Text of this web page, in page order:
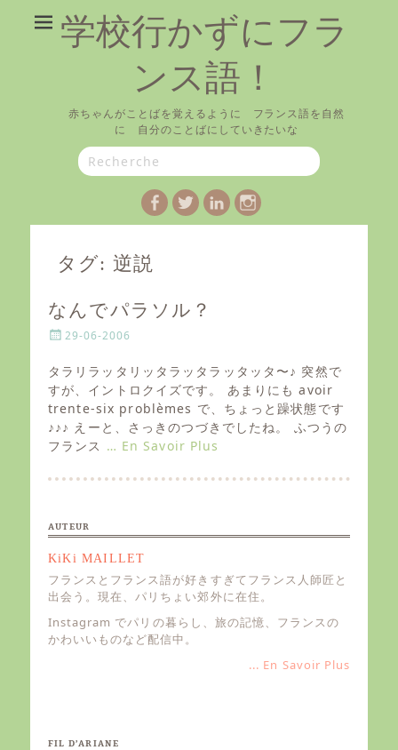
学校行かずにフラ
ンス語！
赤ちゃんがことばを覚えるように フランス語を自然
に 自分のことばにしていきたいな
Search
for:
Facebook
TwitterLinkedIn
Instagram
タグ: 逆説
なんでパラソル？
P
s
t
e
d
o
n
29-06-2006
タラリラッタリッタラッタラッタッタ〜♪ 突然で
すが、イントロクイズです。 あまりにも avoir
trente-six problèmes で、ちょっと躁状態です
♪♪♪ えーと、さっきのつづきでしたね。 ふつうの
フランス … En Savoir Plus
AUTEUR
KiKi MAILLET
フランスとフランス語が好きすぎてフランス人師匠と
出会う。現在、パリちょい郊外に在住。
Instagram でパリの暮らし、旅の記憶、フランスの
かわいいものなど配信中。
... En Savoir Plus
FIL D’ARIANE